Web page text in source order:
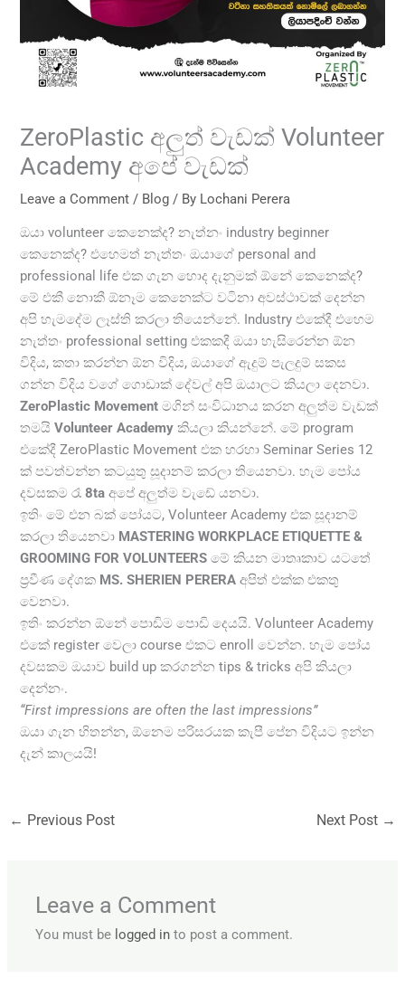
ZeroPlastic අලුත් වැඩක් Volunteer
Academy අපේ වැඩක්
Leave a Comment / Blog / By Lochani Perera
ඔයා volunteer කෙනෙක්ද? නැත්නං industry beginner
කෙනෙක්ද? එහෙමත් නැත්තං ඔයාගේ personal and
professional life එක ගැන හොද දැනුමක් ඕනේ කෙනෙක්ද?
මේ එකී නොකී ඕනෑම කෙනෙක්ට වටිනා අවස්ථාවක් දෙන්න
අපි හැමදේම ලෑස්ති කරලා තියෙන්නේ. Industry එකේදී එහෙම
නැත්තං professional setting එකකදී ඔයා හැසිරෙන්න ඕන
විදිය, කතා කරන්න ඕන විදිය, ඔයාගේ ඇදුම් පැලදුම් සකස
ගන්න විදිය වගේ ගොඩාක් දේවල් අපි ඔයාලට කියලා දෙනවා.
ZeroPlastic Movement මගින් සංවිධානය කරන අලුත්ම වැඩක්
තමයිVolunteer Academy කියලා කියන්නේ. මේ program
එකේදී ZeroPlastic Movement එක හරහා Seminar Series 12
ක් පවත්වන්න කටයුතු සූදානම් කරලා තියෙනවා. හැම පෝය
දවසකම රෑ8ta අපේ අලුත්ම වැඩේ යනවා.
ඉතිං මේ එන බක් පෝයට, Volunteer Academy එක සූදානම්
කරලා තියෙනවා MASTERING WORKPLACE ETIQUETTE &
GROOMING FOR VOLUNTEERS මේ කියන මාතෘකාව යටතේ
ප්‍රවීණ දේශක MS. SHERIEN PERERA අපිත් එක්ක එකතු
වෙනවා.
ඉතිං කරන්න ඕනේ පොඩිම පොඩි දෙයයි. Volunteer Academy
එකේ register වෙලා course එකට enroll වෙන්න. හැම පෝය
දවසකම ඔයාව build up කරගන්න tips & tricks අපි කියලා
දෙන්නං.
“First impressions are often the last impressions”
ඔයා ගැන හිතන්න, ඕනෙම පරිසරයක කැපී පේන විදියට ඉන්න
දැන් කාලයයි!
← Previous Post Next Post →
Leave a Comment
You must be logged in to post a comment.